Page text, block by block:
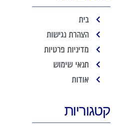
בית
הצהרת נגישות
מדיניות פרטיות
תנאי שימוש
אודות
קטגוריות